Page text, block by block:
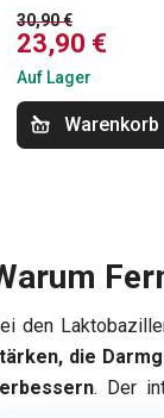
30,90 €
23,90 €
Auf Lager
Warenkorb
den
die
. Der